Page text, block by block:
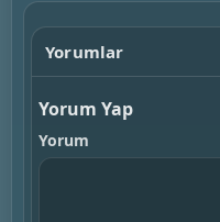
Yorumlar
Yorum Yap
Yorum